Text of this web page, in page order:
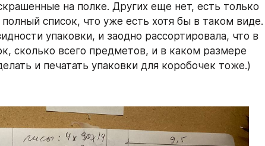
на полке. Других еще нет, есть только
список, что уже есть хотя бы в таком виде.
упаковки, и заодно рассортировала, что в
сколько всего предметов, и в каком размере
и печатать упаковки для коробочек тоже.)